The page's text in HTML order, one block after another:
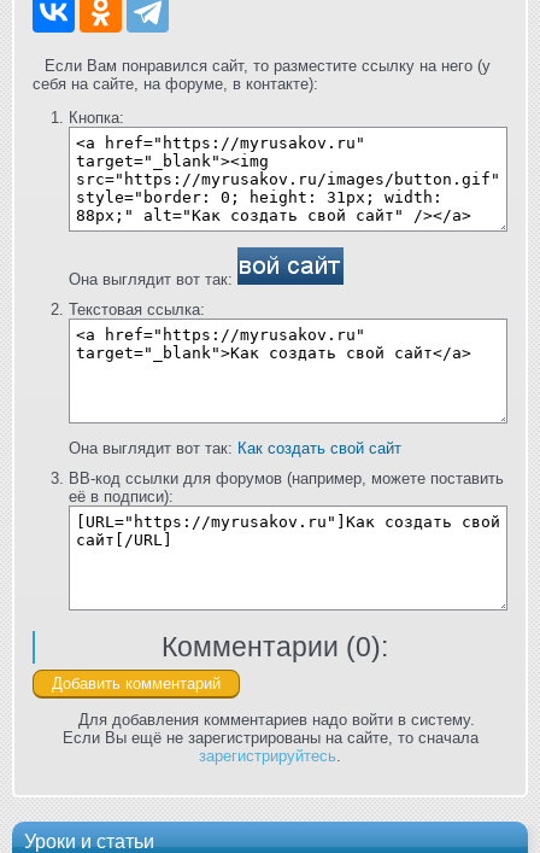
Уроки и статьи
Если Вам понравился сайт, то разместите ссылку на него (у
себя на сайте, на форуме, в контакте):
Кнопка:
Она выглядит вот так:
Текстовая ссылка:
Она выглядит вот так: Как создать свой сайт
BB-код ссылки для форумов (например, можете поставить
её в подписи):
Комментарии (0):
Для добавления комментариев надо войти в систему.
Если Вы ещё не зарегистрированы на сайте, то сначала
зарегистрируйтесь